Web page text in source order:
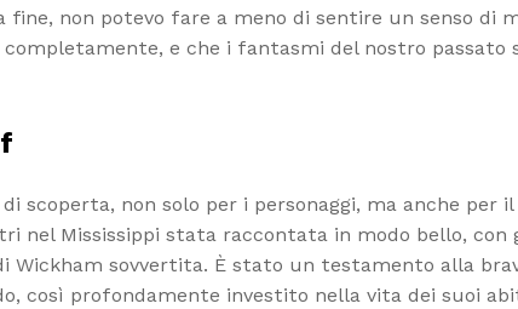
fine, non potevo fare a meno di sentire un senso di
e che i fantasmi del nostro passato
scoperta, non solo per i personaggi, ma anche per
nel Mississippi stata raccontata in modo bello,
Wickham sovvertita. È stato un testamento alla
così profondamente investito nella vita dei suoi